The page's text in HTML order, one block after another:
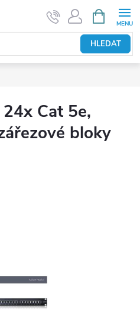
HLEDAT
NÁKUPNÍ
KOŠÍK
Cat 5e,
bloky